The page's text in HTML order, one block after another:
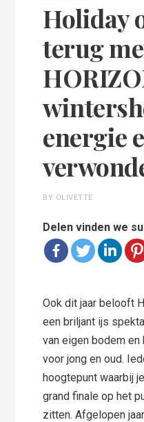
Holiday
terug
energie
BY OLIVETTE
Delen vinden we
Ook dit jaar belooft
een briljant ijs
van eigen bodem
voor jong en oud.
hoogtepunt waarbij
grand finale op het
zitten. Afgelopen